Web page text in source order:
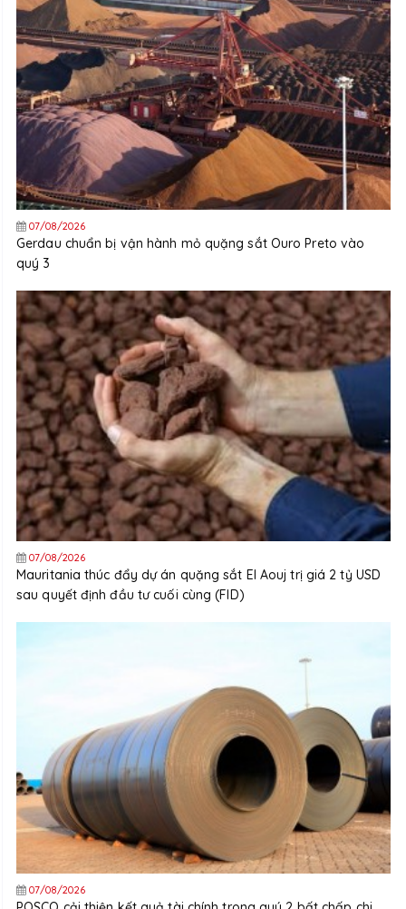
07/08/2026
Gerdau chuẩn bị vận hành mỏ quặng sắt Ouro Preto vào
quý 3
07/08/2026
Mauritania thúc đẩy dự án quặng sắt El Aouj trị giá 2 tỷ USD
sau quyết định đầu tư cuối cùng (FID)
07/08/2026